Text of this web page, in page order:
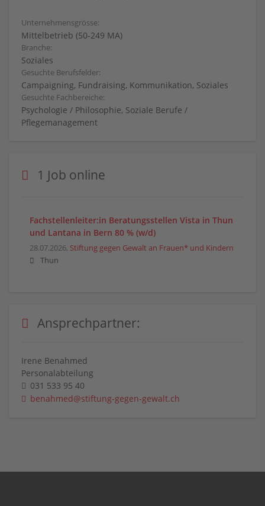
Unternehmensgrösse:
Mittelbetrieb (50-249 MA)
Branche:
Soziales
Gesuchte Berufsfelder:
Campaigning, Fundraising, Kommunikation, Soziales
Gesuchte Fachbereiche:
Psychologie / Philosophie, Soziale Berufe /
Pflegemanagement
1 Job online
Fachstellenleiter:in Beratungsstellen Vista in Thun
und Lantana in Bern 80 % (w/d)
28.07.2026, Stiftung gegen Gewalt an Frauen* und Kindern
Thun
Ansprechpartner:
Irene Benahmed
Personalabteilung
031 533 95 40
benahmed@stiftung-gegen-gewalt.ch